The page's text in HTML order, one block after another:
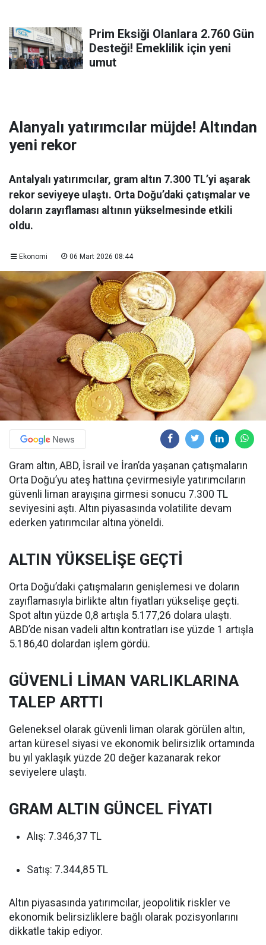
Prim Eksiği Olanlara 2.760 Gün
Desteği! Emeklilik için yeni
umut
Alanyalı yatırımcılar müjde! Altından
yeni rekor
Antalyalı yatırımcılar, gram altın 7.300 TL’yi aşarak
rekor seviyeye ulaştı. Orta Doğu’daki çatışmalar ve
doların zayıflaması altının yükselmesinde etkili
oldu.
Ekonomi 06 Mart 2026 08:44
Gram altın, ABD, İsrail ve İran’da yaşanan çatışmaların
Orta Doğu’yu ateş hattına çevirmesiyle yatırımcıların
güvenli liman arayışına girmesi sonucu 7.300 TL
seviyesini aştı. Altın piyasasında volatilite devam
ederken yatırımcılar altına yöneldi.
ALTIN YÜKSELİŞE GEÇTİ
Orta Doğu’daki çatışmaların genişlemesi ve doların
zayıflamasıyla birlikte altın fiyatları yükselişe geçti.
Spot altın yüzde 0,8 artışla 5.177,26 dolara ulaştı.
ABD’de nisan vadeli altın kontratları ise yüzde 1 artışla
5.186,40 dolardan işlem gördü.
GÜVENLİ LİMAN VARLIKLARINA
TALEP ARTTI
Geleneksel olarak güvenli liman olarak görülen altın,
artan küresel siyasi ve ekonomik belirsizlik ortamında
bu yıl yaklaşık yüzde 20 değer kazanarak rekor
seviyelere ulaştı.
GRAM ALTIN GÜNCEL FİYATI
Alış: 7.346,37 TL
Satış: 7.344,85 TL
Altın piyasasında yatırımcılar, jeopolitik riskler ve
ekonomik belirsizliklere bağlı olarak pozisyonlarını
dikkatle takip ediyor.